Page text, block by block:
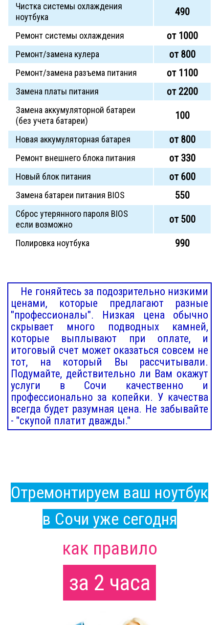
Чистка системы охлаждения
ноутбука
490
Ремонт системы охлаждения от 1000
Ремонт/замена кулера от 800
Ремонт/замена разъема питания от 1100
Замена платы питания от 2200
Замена аккумуляторной батареи
(без учета батареи)
100
Новая аккумуляторная батарея от 800
Ремонт внешнего блока питания от 330
Новый блок питания от 600
Замена батареи питания BIOS 550
Сброс утерянного пароля BIOS
если возможно
от 500
Полировка ноутбука 990
Не гоняйтесь за подозрительно низкими
ценами, которые предлагают разные
"профессионалы". Низкая цена обычно
скрывает много подводных камней,
которые выплывают при оплате, и
итоговый счет может оказаться совсем не
тот, на который Вы рассчитывали.
Подумайте, действительно ли Вам окажут
услуги в Сочи качественно и
профессионально за копейки. У качества
всегда будет разумная цена. Не забывайте
- "скупой платит дважды."
Отремонтируем ваш ноутбук
в Сочи уже сегодня
как правило
за 2 часа